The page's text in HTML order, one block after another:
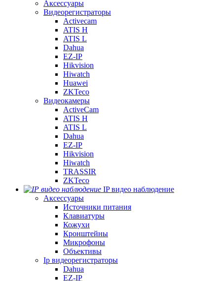
Аксессуары
Видеорегистраторы
Activecam
ATIS H
ATIS L
Dahua
EZ-IP
Hikvision
Hiwatch
Huawei
ZKTeco
Видеокамеры
ActiveCam
ATIS H
ATIS L
Dahua
EZ-IP
Hikvision
Hiwatch
TRASSIR
ZKTeco
IP видео наблюдение
Аксессуары
Источники питания
Клавиатуры
Кожухи
Кронштейны
Микрофоны
Объективы
Ip видеорегистраторы
Dahua
EZ-IP